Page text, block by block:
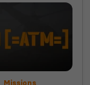
Missions